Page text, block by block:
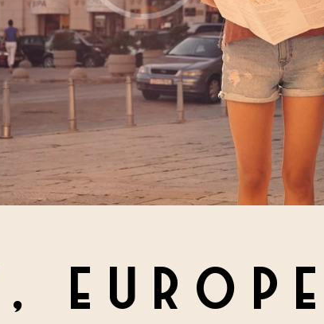
EUROPE